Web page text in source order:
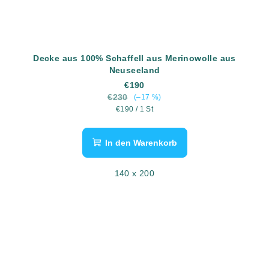
Decke aus 100% Schaffell aus Merinowolle aus
Neuseeland
€190
€230
(–17 %)
Verkaufspreis:
€190 / 1 St
In den Warenkorb
140 x 200